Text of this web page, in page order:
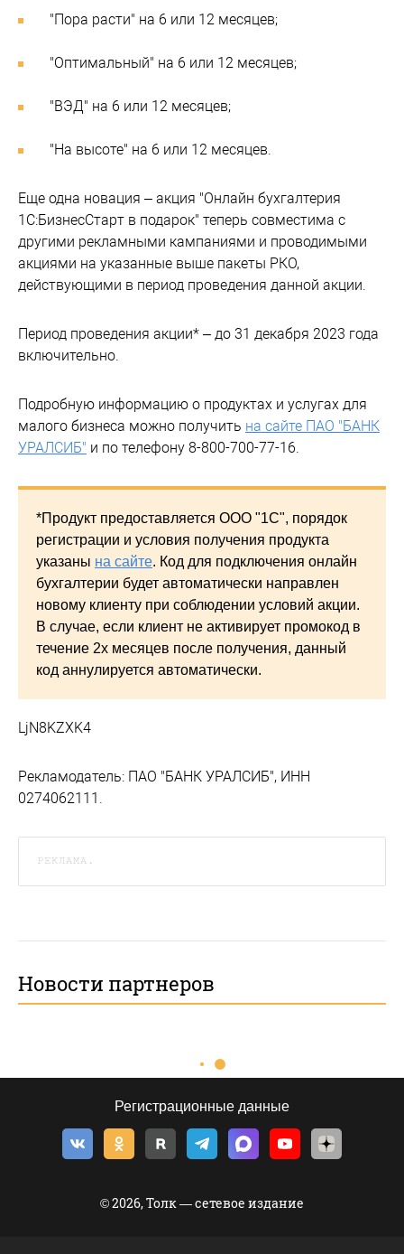
"Пора расти" на 6 или 12 месяцев;
"Оптимальный" на 6 или 12 месяцев;
"ВЭД" на 6 или 12 месяцев;
"На высоте" на 6 или 12 месяцев.
Еще одна новация – акция "Онлайн бухгалтерия
1С:БизнесСтарт в подарок" теперь совместима с
другими рекламными кампаниями и проводимыми
акциями на указанные выше пакеты РКО,
действующими в период проведения данной акции.
Период проведения акции* – до 31 декабря 2023 года
включительно.
Подробную информацию о продуктах и услугах для
малого бизнеса можно получить на сайте ПАО "БАНК
УРАЛСИБ" и по телефону 8-800-700-77-16.
*Продукт предоставляется ООО "1С", порядок
регистрации и условия получения продукта
указаны на сайте. Код для подключения онлайн
бухгалтерии будет автоматически направлен
новому клиенту при соблюдении условий акции.
В случае, если клиент не активирует промокод в
течение 2х месяцев после получения, данный
код аннулируется автоматически.
LjN8KZXK4
Рекламодатель: ПАО "БАНК УРАЛСИБ", ИНН
0274062111.
РЕКЛАМА.
Новости партнеров
Регистрационные данные
© 2026, Толк — сетевое издание